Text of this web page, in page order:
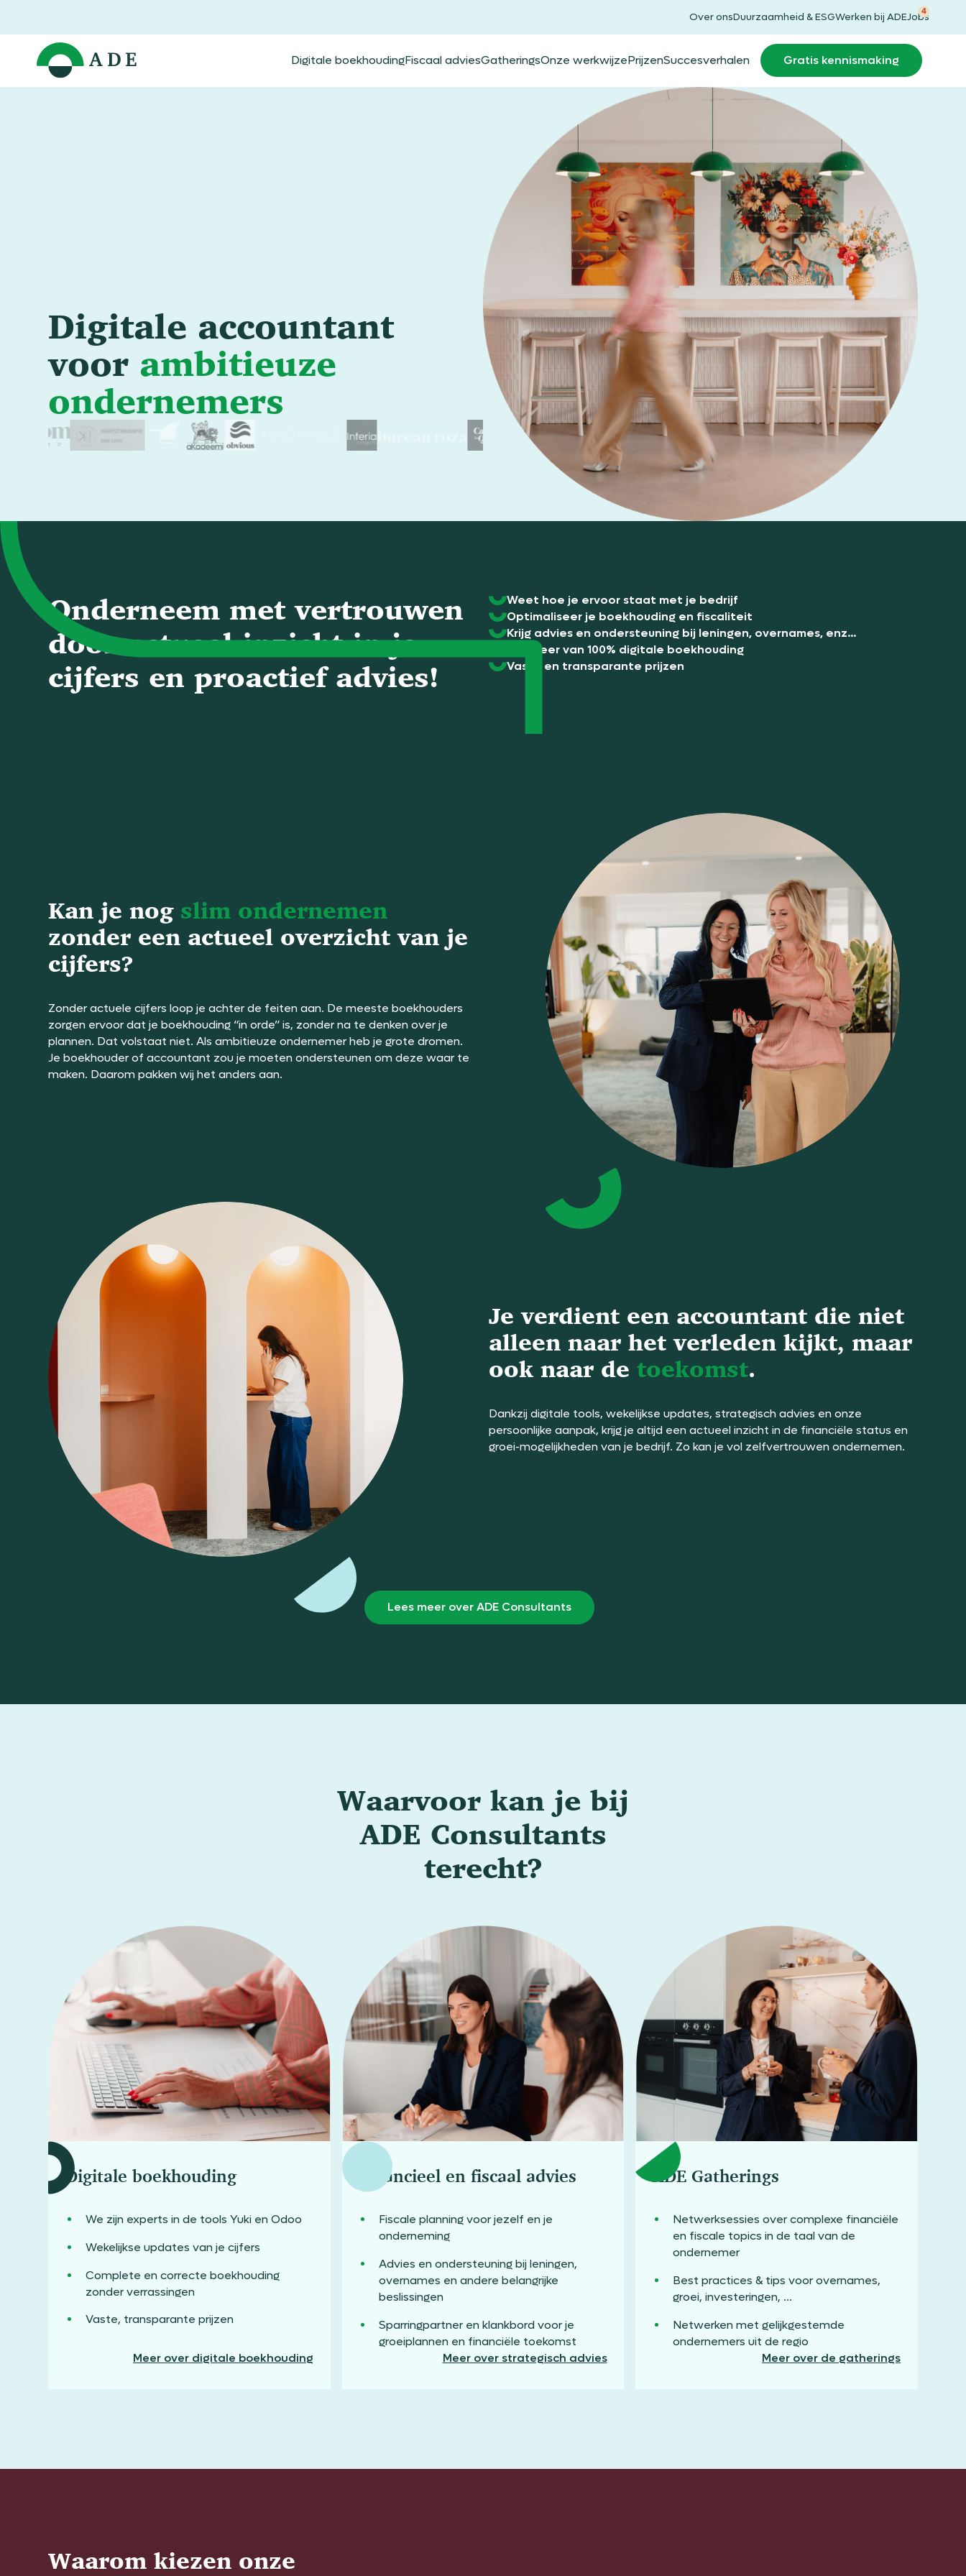
Over onsDuurzaamheid & ESGWerken bij ADE 4
Jobs
Digitale boekhoudingFiscaal adviesGatheringsOnze werkwijzePrijzenSuccesverhalen Gratis kennismaking
Digitale accountant
voor ambitieuze
ondernemers
Onderneem met vertrouwen
door actueel inzicht in je
cijfers en proactief advies!
Weet hoe je ervoor staat met je bedrijf
Optimaliseer je boekhouding en fiscaliteit
Krijg advies en ondersteuning bij leningen, overnames, enz...
Profiteer van 100% digitale boekhouding
Vaste en transparante prijzen
Kan je nog slim ondernemen
zonder een actueel overzicht van je
cijfers?
Zonder actuele cijfers loop je achter de feiten aan. De meeste boekhouders
zorgen ervoor dat je boekhouding “in orde” is, zonder na te denken over je
plannen. Dat volstaat niet. Als ambitieuze ondernemer heb je grote dromen.
Je boekhouder of accountant zou je moeten ondersteunen om deze waar te
maken. Daarom pakken wij het anders aan.
Je verdient een accountant die niet
alleen naar het verleden kijkt, maar
ook naar de toekomst.
Dankzij digitale tools, wekelijkse updates, strategisch advies en onze
persoonlijke aanpak, krijg je altijd een actueel inzicht in de financiële status en
groei-mogelijkheden van je bedrijf. Zo kan je vol zelfvertrouwen ondernemen.
Lees meer over ADE Consultants
Waarvoor kan je bij
ADE Consultants
terecht?
Digitale boekhouding
We zijn experts in de tools Yuki en Odoo
Wekelijkse updates van je cijfers
Complete en correcte boekhouding
zonder verrassingen
Vaste, transparante prijzen
Meer over digitale boekhouding
Financieel en fiscaal advies
Fiscale planning voor jezelf en je
onderneming
Advies en ondersteuning bij leningen,
overnames en andere belangrijke
beslissingen
Sparringpartner en klankbord voor je
groeiplannen en financiële toekomst
Meer over strategisch advies
ADE Gatherings
Netwerksessies over complexe financiële
en fiscale topics in de taal van de
ondernemer
Best practices & tips voor overnames,
groei, investeringen, ...
Netwerken met gelijkgestemde
ondernemers uit de regio
Meer over de gatherings
Waarom kiezen onze